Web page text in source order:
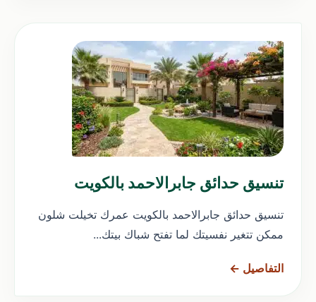
تنسيق حدائق جابرالاحمد بالكويت
تنسيق حدائق جابرالاحمد بالكويت عمرك تخيلت شلون
ممكن تتغير نفسيتك لما تفتح شباك بيتك...
التفاصيل ←